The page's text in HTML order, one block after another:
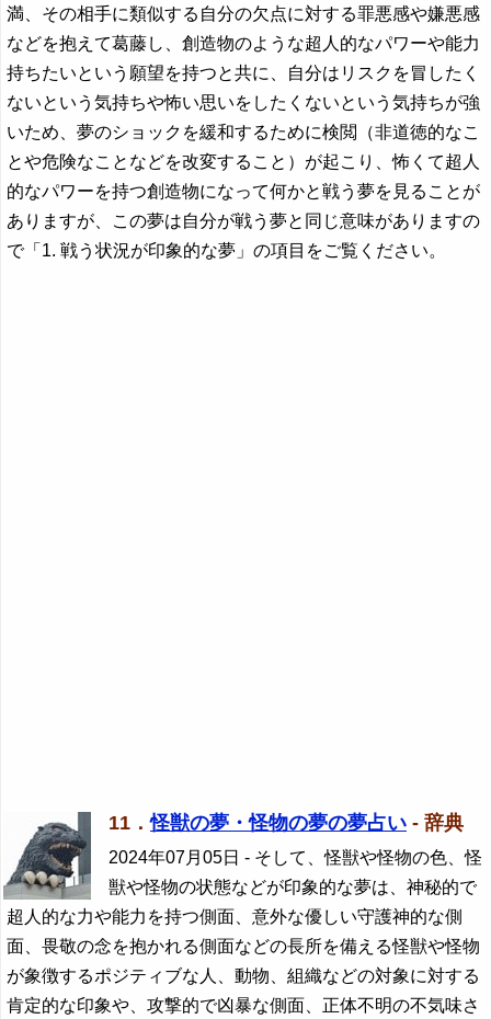
満、その相手に類似する自分の欠点に対する罪悪感や嫌悪感
などを抱えて葛藤し、創造物のような超人的なパワーや能力
持ちたいという願望を持つと共に、自分はリスクを冒したく
ないという気持ちや怖い思いをしたくないという気持ちが強
いため、夢のショックを緩和するために検閲（非道徳的なこ
とや危険なことなどを改変すること）が起こり、怖くて超人
的なパワーを持つ創造物になって何かと戦う夢を見ることが
ありますが、この夢は自分が戦う夢と同じ意味がありますの
で「1. 戦う状況が印象的な夢」の項目をご覧ください。
11．怪獣の夢・怪物の夢の夢占い - 辞典
2024年07月05日 - そして、怪獣や怪物の色、怪
獣や怪物の状態などが印象的な夢は、神秘的で
超人的な力や能力を持つ側面、意外な優しい守護神的な側
面、畏敬の念を抱かれる側面などの長所を備える怪獣や怪物
が象徴するポジティブな人、動物、組織などの対象に対する
肯定的な印象や、攻撃的で凶暴な側面、正体不明の不気味さ